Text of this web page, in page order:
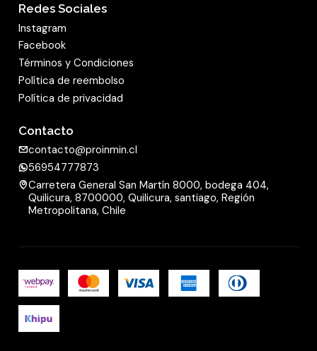
Redes Sociales
Instagram
Facebook
Términos y Condiciones
Política de reembolso
Política de privacidad
Contacto
contacto@proinmin.cl
56954777873
Carretera General San Martín 8000, bodega 404,
Quilicura, 8700000, Quilicura, santiago, Región
Metropolitana, Chile